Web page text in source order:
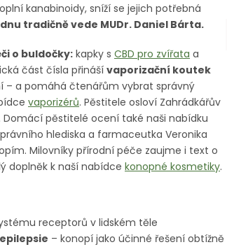
kanabinoidy, sníží se jejich potřebná
tradičně vede MUDr. Daniel Bárta.
o buldočky:kapky s CBD pro zvířata a
část čísla přinášívaporizační koutek
– a pomáhá čtenářům vybrat správný
vaporizérů. Pěstitele osloví Zahrádkářův
pěstitelé ocení také naši nabídku
hlediska a farmaceutka Veronika
Milovníky přírodní péče zaujme i text o
doplněk k naší nabídce konopné kosmetiky.
receptorů v lidském těle
– konopí jako účinné řešení obtížně